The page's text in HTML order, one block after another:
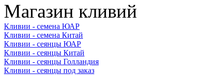
Магазин кливий
Кливии - семена ЮАР
Кливии - семена Китай
Кливии - сеянцы ЮАР
Кливии - сеянцы Китай
Кливии - сеянцы Голландия
Кливии - сеянцы под заказ